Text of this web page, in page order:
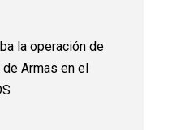
la operación de
Armas en el